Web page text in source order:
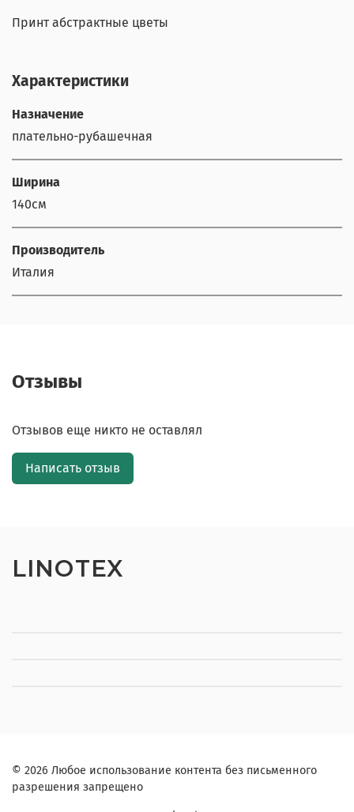
Принт абстрактные цветы
Характеристики
Назначение
плательно-рубашечная
Ширина
140см
Производитель
Италия
Отзывы
Отзывов еще никто не оставлял
Написать отзыв
LINOTEX
© 2026 Любое использование контента без письменного
разрешения запрещено